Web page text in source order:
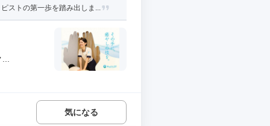
ストの第一歩を踏み出しま...
気になる